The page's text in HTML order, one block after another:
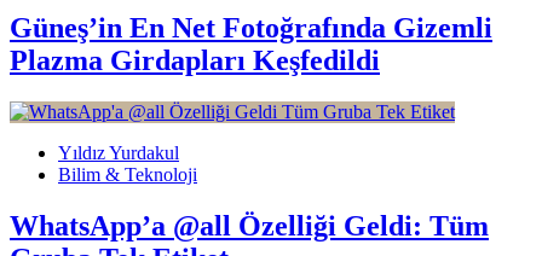
Güneş’in En Net Fotoğrafında Gizemli
Plazma Girdapları Keşfedildi
Yıldız Yurdakul
Bilim & Teknoloji
WhatsApp’a @all Özelliği Geldi: Tüm